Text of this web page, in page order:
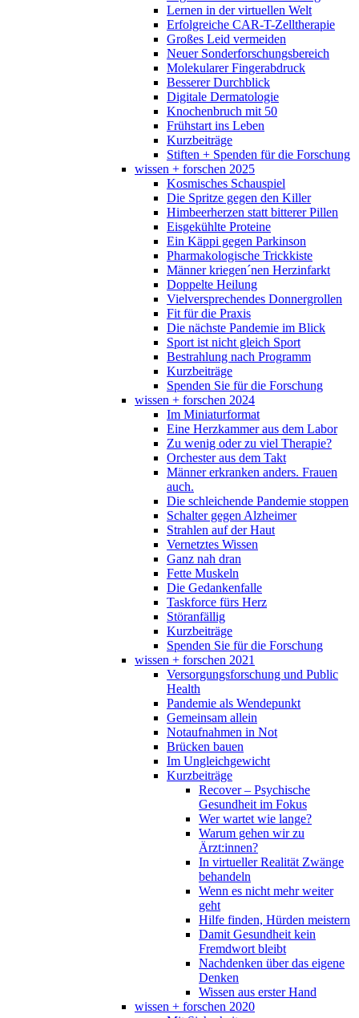
Lernen in der virtuellen Welt
Erfolgreiche CAR-T-Zelltherapie
Großes Leid vermeiden
Neuer Sonderforschungsbereich
Molekularer Fingerabdruck
Besserer Durchblick
Digitale Dermatologie
Knochenbruch mit 50
Frühstart ins Leben
Kurzbeiträge
Stiften + Spenden für die Forschung
wissen + forschen 2025
Kosmisches Schauspiel
Die Spritze gegen den Killer
Himbeerherzen statt bitterer Pillen
Eisgekühlte Proteine
Ein Käppi gegen Parkinson
Pharmakologische Trickkiste
Männer kriegen´nen Herzinfarkt
Doppelte Heilung
Vielversprechendes Donnergrollen
Fit für die Praxis
Die nächste Pandemie im Blick
Sport ist nicht gleich Sport
Bestrahlung nach Programm
Kurzbeiträge
Spenden Sie für die Forschung
wissen + forschen 2024
Im Miniaturformat
Eine Herzkammer aus dem Labor
Zu wenig oder zu viel Therapie?
Orchester aus dem Takt
Männer erkranken anders. Frauen
auch.
Die schleichende Pandemie stoppen
Schalter gegen Alzheimer
Strahlen auf der Haut
Vernetztes Wissen
Ganz nah dran
Fette Muskeln
Die Gedankenfalle
Taskforce fürs Herz
Störanfällig
Kurzbeiträge
Spenden Sie für die Forschung
wissen + forschen 2021
Versorgungsforschung und Public
Health
Pandemie als Wendepunkt
Gemeinsam allein
Notaufnahmen in Not
Brücken bauen
Im Ungleichgewicht
Kurzbeiträge
Recover – Psychische
Gesundheit im Fokus
Wer wartet wie lange?
Warum gehen wir zu
Ärzt:innen?
In virtueller Realität Zwänge
behandeln
Wenn es nicht mehr weiter
geht
Hilfe finden, Hürden meistern
Damit Gesundheit kein
Fremdwort bleibt
Nachdenken über das eigene
Denken
Wissen aus erster Hand
wissen + forschen 2020